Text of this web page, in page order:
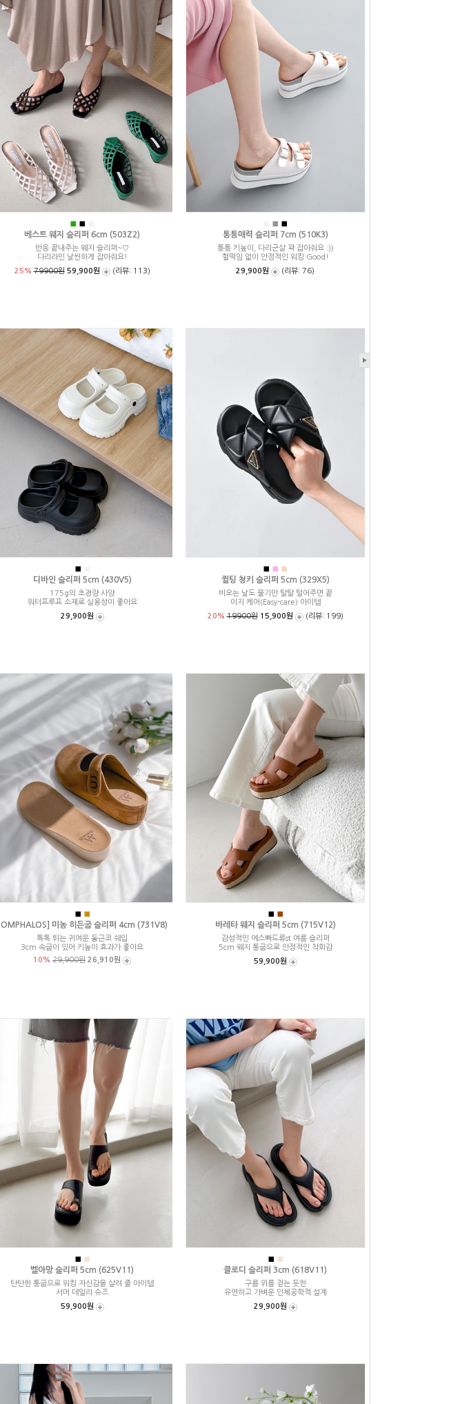
■ ■
베스트 웨지 슬리퍼 6cm (503Z2)
반응 끝내주는 웨지 슬리퍼~♡
다리라인 날씬하게 잡아줘요!
25%79900원 59,900원 (리뷰: 113)
■ ■
통통매력 슬리퍼 7cm (510K3)
통통 키높이, 다리군살 꽉 잡아줘요 :))
헐떡임 없이 안정적인 워킹 Good!
29,900원
(리뷰: 76)
■
디바인 슬리퍼 5cm (430V5)
175g의 초경량 사양
워터프루프 소재로 실용성이 좋아요
29,900원
■ ■ ■
퀼팅 청키 슬리퍼 5cm (329X5)
비오는 날도 물기만 탈탈 털어주면 끝
이지 케어(Easy-care) 아이템
20%19900원 15,900원 (리뷰: 199)
■ ■
[OMPHALOS] 미농 히든굽 슬리퍼 4cm (731V8)
톡톡 튀는 귀여운 둥근코 쉐입
3cm 속굽이 있어 키높이 효과가 좋아요
10% 29,900원 26,910원
■ ■
바레타 웨지 슬리퍼 5cm (715V12)
감성적인 에스빠드류st 여름 슬리퍼
5cm 웨지 통굽으로 안정적인 착화감
59,900원
■
벨아망 슬리퍼 5cm (625V11)
탄탄한 통굽으로 워킹 자신감을 살려 줄 아이템
서머 데일리 슈즈
59,900원
■
클로디 슬리퍼 3cm (618V11)
구름 위를 걷는 듯한
유연하고 가벼운 인체공학적 설계
29,900원